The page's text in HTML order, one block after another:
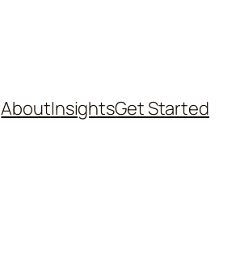
AboutInsightsGet Started